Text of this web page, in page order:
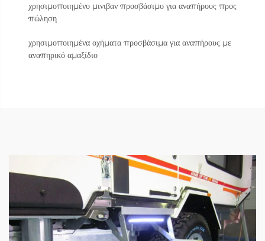
χρησιμοποιημένο μινιβαν προσβάσιμο για αναπήρους προς
πώληση
χρησιμοποιημένα οχήματα προσβάσιμα για αναπήρους με
αναπηρικό αμαξίδιο